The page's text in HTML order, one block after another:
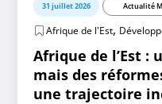
31 juillet 2026 Actualité
Afrique de l'Est,
Afrique de l’Est :
mais des
une trajectoire